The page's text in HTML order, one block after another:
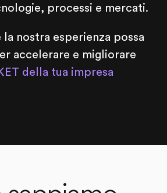
processi e mercati.
la nostra esperienza possa
accelerare e migliorare
della tua impresa